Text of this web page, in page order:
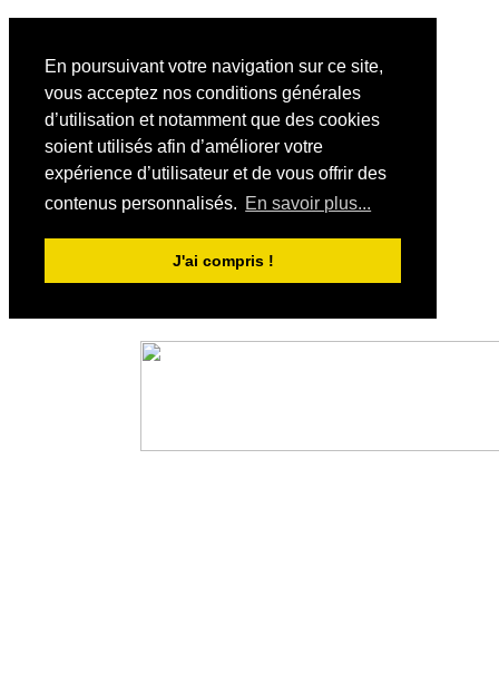
En poursuivant votre navigation sur ce site,
vous acceptez nos conditions générales
d’utilisation et notamment que des cookies
soient utilisés afin d’améliorer votre
expérience d’utilisateur et de vous offrir des
contenus personnalisés. En savoir plus...
J'ai compris !